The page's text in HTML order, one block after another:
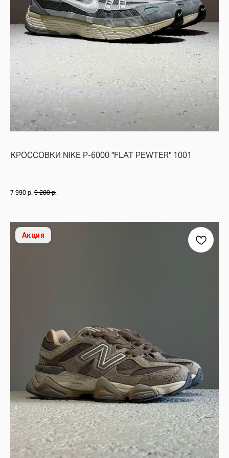
ФИРМЕННЫЙ БРЕНДИНГ JOE FRESHGOODS — ЛОГОТИПЫ, НАДПИСИ
РЕЗИНОВАЯ ПОДМЕТКА С ОТЛИЧНЫМ СЦЕПЛЕНИЕМ, ИДЕАЛЬНО
ЗАКЛЮЧЕНИЕ
NEW BALANCE 9060 X JOE FRESHGOODS — ЭТО НЕ ПРОСТО
КРОССОВКИ NIKE P-6000 "FLAT PEWTER" 1001
7 990 р. 9 200 р.
Акция